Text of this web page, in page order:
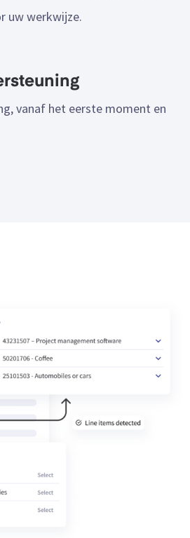
uw werkwijze.
vanaf het eerste moment en